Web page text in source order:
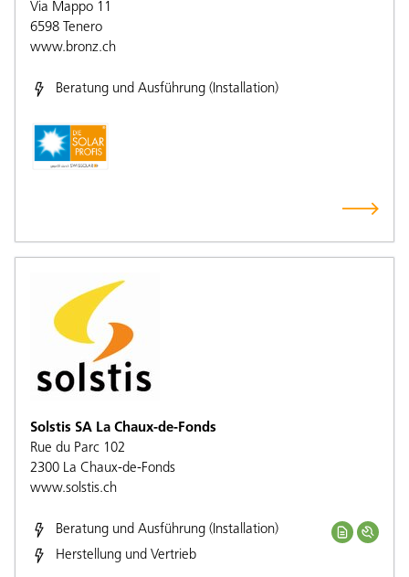
Via Mappo 11
6598 Tenero
www.bronz.ch
Beratung und Ausführung (Installation)
Solstis SA La Chaux-de-Fonds
Rue du Parc 102
2300 La Chaux-de-Fonds
www.solstis.ch
Beratung und Ausführung (Installation)
Herstellung und Vertrieb